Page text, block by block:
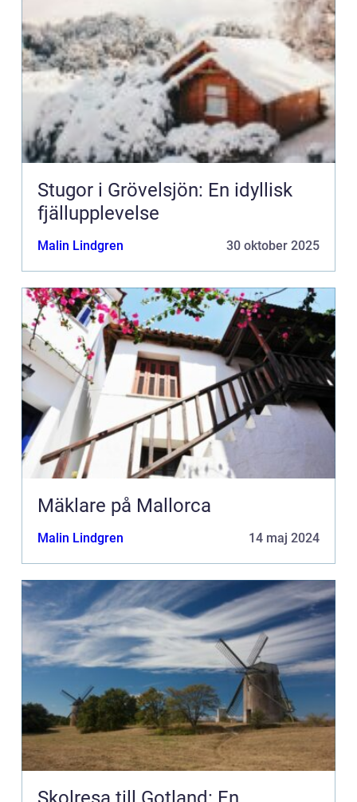
Stugor i Grövelsjön: En idyllisk
fjällupplevelse
Malin Lindgren 30 oktober 2025
Mäklare på Mallorca
Malin Lindgren 14 maj 2024